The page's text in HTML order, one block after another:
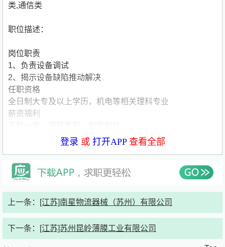
类,通信类
职位描述：
岗位职责
1、负责设备调试
2、揭示设备缺陷推动解决
任职资格
全日制大专及以上学历，机电等相关理科专业
薪资福利
联系人：王**
东山精密招聘简介.pdf
登录 或 打开APP查看全部
上一条： [江苏]南星物流器械（苏州）有限公司
下一条： [江苏]苏州昆岭薄膜工业有限公司